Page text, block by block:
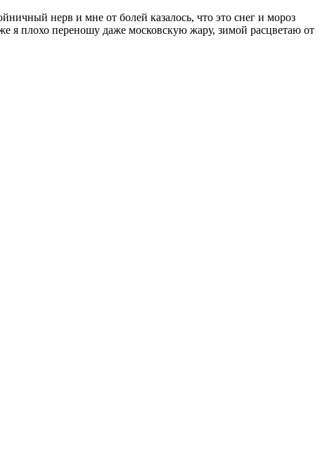
нерв и мне от болей казалось, что это снег и мороз
я плохо переношу даже московскую жару, зимой расцветаю от